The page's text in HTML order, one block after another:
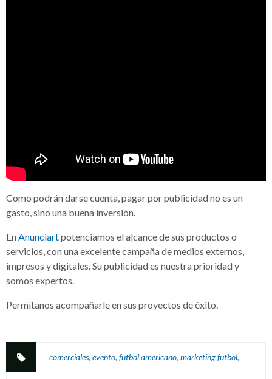
Como podrán darse cuenta, pagar por publicidad no es un
gasto, sino una buena inversión.
EnAnunciartpotenciamos el alcance de sus productos o
servicios, con una excelente campaña de medios externos,
impresos y digitales. Su publicidad es nuestra prioridad y
somos expertos.
Permítanos acompañarle en sus proyectos de éxito.
comerciales, evento, futbol americano, marketing futbol,